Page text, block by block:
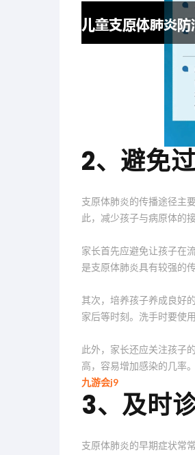
2、避免
支原体肺炎的传播途径主
此，减少孩子与病原体的
家长首先应避免让孩子在
是支原体肺炎具有较强的
其次，培养孩子养成良好
家后等时刻。洗手时要使
此外，家长还应关注孩子
高，容易增加感染的几率
九游会j9
3、及时
支原体肺炎的早期症状常